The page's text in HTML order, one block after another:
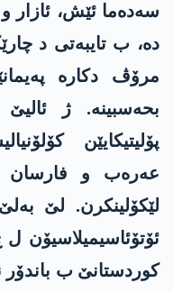
سەدەما ئێش، ئازار
مرۆڤ دکارە
بحەسبینە. ژ
پۆلیتیکایێن
عەرەب و فارسان
لێکۆلینکرن. لێ
ئۆتۆئاسیمیلاسیۆن
کوردستانێ ب باندۆر